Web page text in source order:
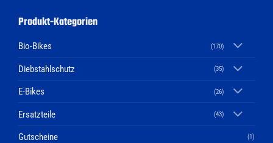
Produkt-Kategorien
Bio-Bikes (170)
Diebstahlschutz (35)
E-Bikes (26)
Ersatzteile (43)
Gutscheine (1)